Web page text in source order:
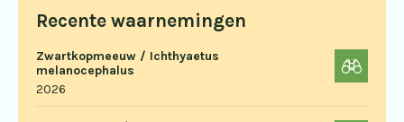
Recente waarnemingen
Zwartkopmeeuw / Ichthyaetus
melanocephalus
2026